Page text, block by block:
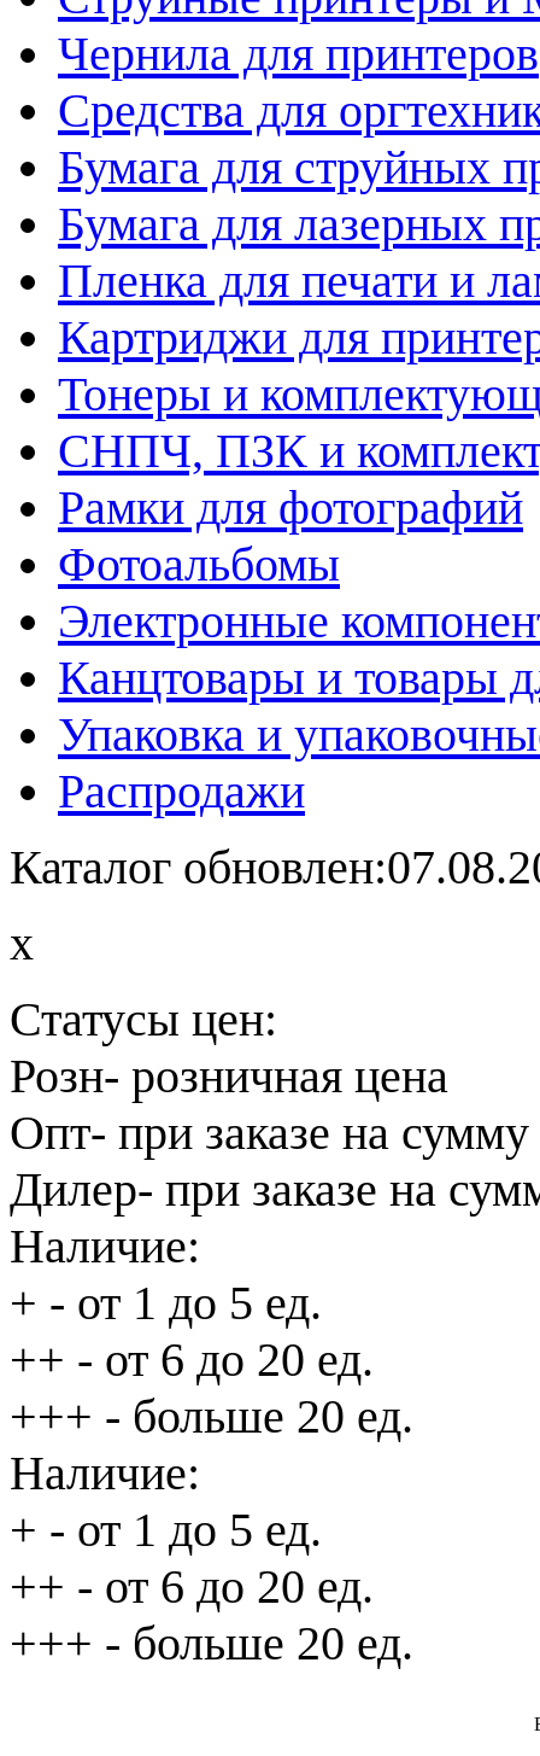
Чернила для принтеров
Средства для
Бумага для струйных
Бумага для лазерных
Пленка для печати и
Картриджи для
Тонеры и
СНПЧ, ПЗК и
Рамки для фотографий
Фотоальбомы
Электронные
Канцтовары и товары
Упаковка и
Распродажи
Каталог
x
Статусы цен:
Розн- розничная цена
Опт- при заказе на
Дилер- при заказе на
Наличие:
+ - от 1 до 5 ед.
++ - от 6 до 20 ед.
+++ - больше 20 ед.
Наличие:
+ - от 1 до 5 ед.
++ - от 6 до 20 ед.
+++ - больше 20 ед.